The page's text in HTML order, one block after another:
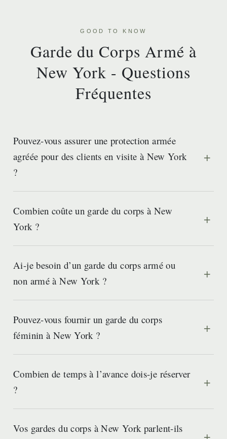
GOOD TO KNOW
Garde du Corps Armé à
New York - Questions
Fréquentes
Pouvez-vous assurer une protection armée
agréée pour des clients en visite à New York
?
Combien coûte un garde du corps à New
York ?
Ai-je besoin d’un garde du corps armé ou
non armé à New York ?
Pouvez-vous fournir un garde du corps
féminin à New York ?
Combien de temps à l’avance dois-je réserver
?
Vos gardes du corps à New York parlent-ils